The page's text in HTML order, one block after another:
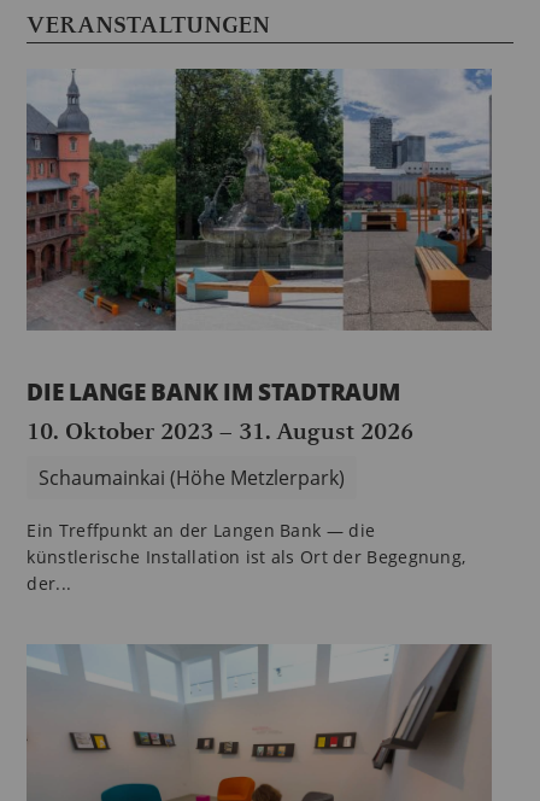
VERANSTALTUNGEN
DIE LANGE BANK IM STADTRAUM
10. Oktober 2023 – 31. August 2026
Schaumainkai (Höhe Metzlerpark)
Ein Treffpunkt an der Langen Bank — die
künstlerische Installation ist als Ort der Begegnung,
der...